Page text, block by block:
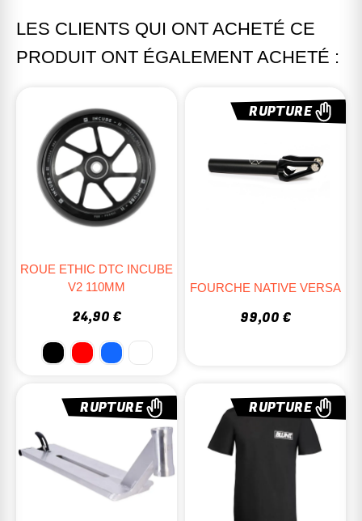
LES CLIENTS QUI ONT ACHETÉ CE
PRODUIT ONT ÉGALEMENT ACHETÉ :
ROUE ETHIC DTC INCUBE
V2 110MM
24,90 €
RUPTURE
FOURCHE NATIVE VERSA
99,00 €
RUPTURE RUPTURE